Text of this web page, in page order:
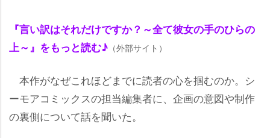
『言い訳はそれだけですか？～全て彼女の手のひらの
上～』をもっと読む♪ （外部サイト）
本作がなぜこれほどまでに読者の心を掴むのか。シ
ーモアコミックスの担当編集者に、企画の意図や制作
の裏側について話を聞いた。